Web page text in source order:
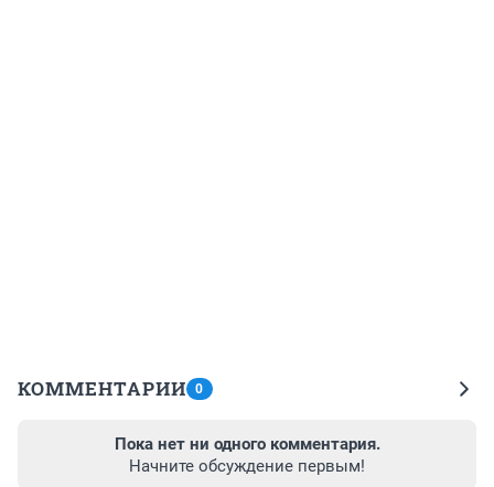
КОММЕНТАРИИ 0
Пока нет ни одного комментария.
Начните обсуждение первым!